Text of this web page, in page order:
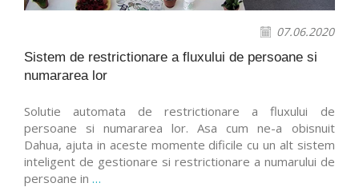
07.06.2020
Sistem de restrictionare a fluxului de persoane si
numararea lor
Solutie automata de restrictionare a fluxului de
persoane si numararea lor. Asa cum ne-a obisnuit
Dahua, ajuta in aceste momente dificile cu un alt sistem
inteligent de gestionare si restrictionare a numarului de
persoane in…